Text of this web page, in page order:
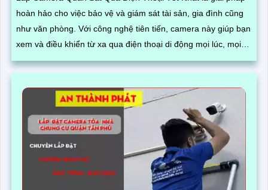
hoàn hảo cho việc bảo vệ và giám sát tài sản, gia đình cũng
như văn phòng. Với công nghệ tiên tiến, camera này giúp bạn
xem và điều khiển từ xa qua điện thoại di động mọi lúc, mọi
nơi